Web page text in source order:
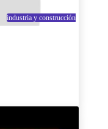
industria y construcción